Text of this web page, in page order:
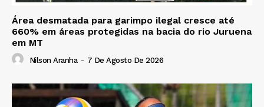
Área desmatada para garimpo ilegal cresce até
660% em áreas protegidas na bacia do rio Juruena
em MT
Nilson Aranha - 7 De Agosto De 2026